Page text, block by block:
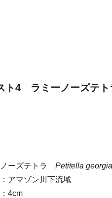
ト4 ラミーノーズテト
ーズテトラ Petitella
アマゾン川下流域
4cm